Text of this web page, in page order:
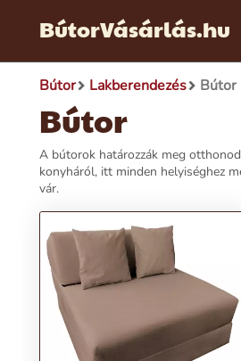
BútorVásárlás.hu
Bútor Lakberendezés Bútor
Bútor
A bútorok határozzák meg
konyháról, itt minden helyiséghez
vár.